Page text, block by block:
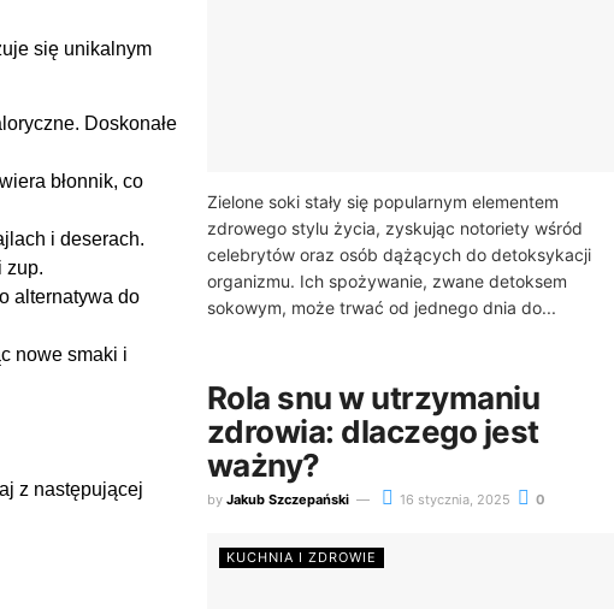
się unikalnym
Doskonałe
błonnik, co
i deserach.
zup.
alternatywa do
nowe smaki i
z następującej
Zielone soki stały się popularnym elementem
zdrowego stylu życia, zyskując notoriety wśród
celebrytów oraz osób dążących do detoksykacji
organizmu. Ich spożywanie, zwane detoksem
sokowym, może trwać od jednego dnia do...
Rola snu w utrzymaniu
zdrowia: dlaczego jest
ważny?
by Jakub Szczepański 16 stycznia, 2025 0
KUCHNIA I ZDROWIE